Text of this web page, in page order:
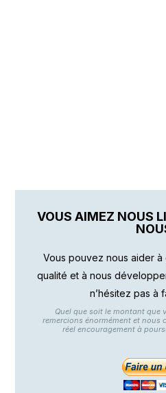
VOUS AIMEZ NOUS
Vous pouvez nous aider
qualité et à nous
n’hésitez pas à
Quel que soit le montant que
remercions énormément et nous
réel encouragement à